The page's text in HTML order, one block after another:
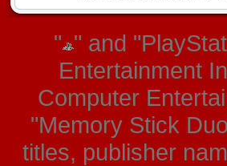
" " and
Entertainment
Computer
"Memory Stick
titles, publisher